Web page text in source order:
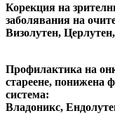
Корекция на
заболявания на
Визолутен,
Профилактика на
стареене, понижена
система:
Владоникс,